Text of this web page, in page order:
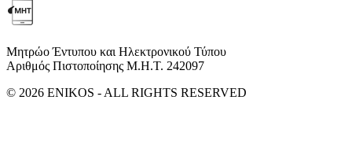
Μητρώο Έντυπου και Ηλεκτρονικού Τύπου
Αριθμός Πιστοποίησης Μ.Η.Τ. 242097
© 2026 ENIKOS - ALL RIGHTS RESERVED